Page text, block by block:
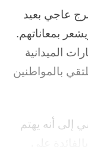
عاجي بعيد
بمعاناتهم.
الميدانية
بالمواطنين
إلى أنه يهتم